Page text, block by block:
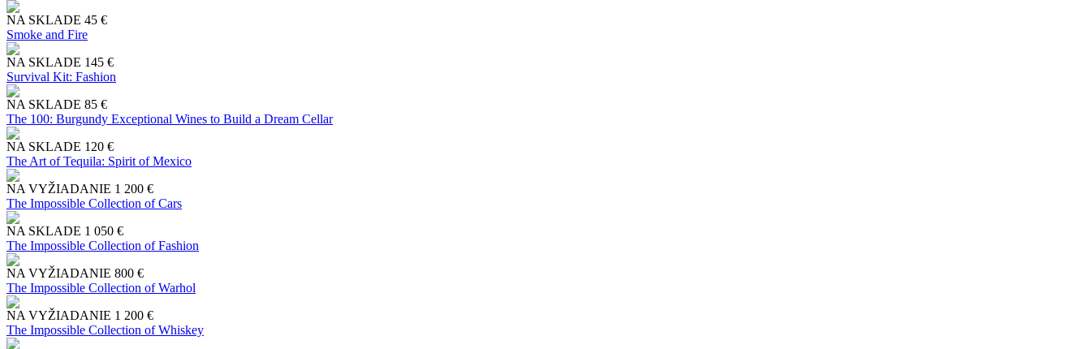
NA SKLADE 45 €
Smoke and Fire
NA SKLADE 145 €
Survival Kit: Fashion
NA SKLADE 85 €
The 100: Burgundy Exceptional Wines to Build a Dream Cellar
NA SKLADE 120 €
The Art of Tequila: Spirit of Mexico
NA VYŽIADANIE 1 200 €
The Impossible Collection of Cars
NA SKLADE 1 050 €
The Impossible Collection of Fashion
NA VYŽIADANIE 800 €
The Impossible Collection of Warhol
NA VYŽIADANIE 1 200 €
The Impossible Collection of Whiskey